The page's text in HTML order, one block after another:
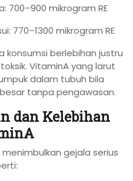
700–900 mikrogram RE
770–1300 mikrogram RE
konsumsi berlebihan justru
VitaminA yang larut
dalam tubuh bila
tanpa pengawasan.
dan Kelebihan
gejala serius